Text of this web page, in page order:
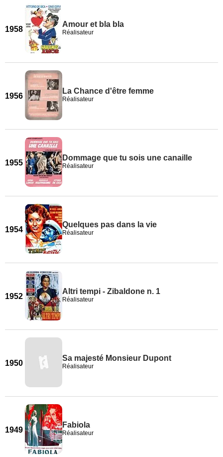
1958
Amour et bla bla
Réalisateur
1956
La Chance d'être femme
Réalisateur
1955
Dommage que tu sois une canaille
Réalisateur
1954
Quelques pas dans la vie
Réalisateur
1952
Altri tempi - Zibaldone n. 1
Réalisateur
1950
Sa majesté Monsieur Dupont
Réalisateur
1949
Fabiola
Réalisateur